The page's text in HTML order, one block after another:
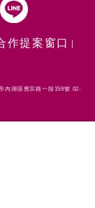
作提案窗口
湖區舊宗路一段159號 02-